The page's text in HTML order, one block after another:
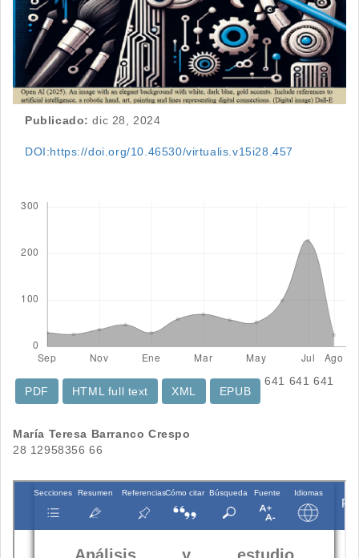
Publicado: dic 28, 2024
DOI:https://doi.org/10.46530/virtualis.v15i28.457
641
PDF
641
HTML full text
XML
641
EPUB
Contenido
del
artículo
María Teresa Barranco Crespo
28 12958356 66